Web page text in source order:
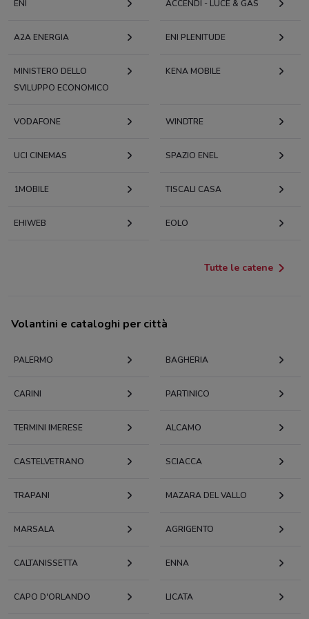
ENI ACCENDI - LUCE & GAS
A2A ENERGIA ENI PLENITUDE
MINISTERO DELLO
SVILUPPO ECONOMICO
KENA MOBILE
VODAFONE WINDTRE
UCI CINEMAS SPAZIO ENEL
1MOBILE TISCALI CASA
EHIWEB EOLO
Tutte le catene
Volantini e cataloghi per città
PALERMO BAGHERIA
CARINI PARTINICO
TERMINI IMERESE ALCAMO
CASTELVETRANO SCIACCA
TRAPANI MAZARA DEL VALLO
MARSALA AGRIGENTO
CALTANISSETTA ENNA
CAPO D'ORLANDO LICATA